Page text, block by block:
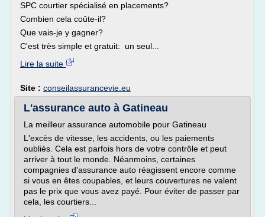
SPC courtier spécialisé en placements?
Combien cela coûte-il?
Que vais-je y gagner?
C'est très simple et gratuit: un seul...
Lire la suite
Site : conseilassurancevie.eu
L'assurance auto à Gatineau
La meilleur assurance automobile pour Gatineau
L'excès de vitesse, les accidents, ou les paiements
oubliés. Cela est parfois hors de votre contrôle et peut
arriver à tout le monde. Néanmoins, certaines
compagnies d'assurance auto réagissent encore comme
si vous en êtes coupables, et leurs couvertures ne valent
pas le prix que vous avez payé. Pour éviter de passer par
cela, les courtiers...